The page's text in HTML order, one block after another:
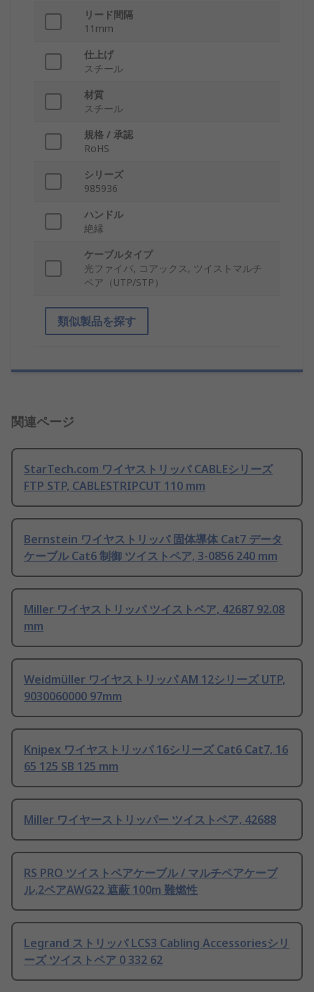
リード間隔
11mm
仕上げ
スチール
材質
スチール
規格 / 承認
RoHS
シリーズ
985936
ハンドル
絶縁
ケーブルタイプ
光ファイバ, コアックス, ツイストマルチ
ペア（UTP/STP）
類似製品を探す
関連ページ
StarTech.com ワイヤストリッパ CABLEシリーズ
FTP STP, CABLESTRIPCUT 110 mm
Bernstein ワイヤストリッパ 固体導体 Cat7 データ
ケーブル Cat6 制御 ツイストペア, 3-0856 240 mm
Miller ワイヤストリッパ ツイストペア, 42687 92.08
mm
Weidmüller ワイヤストリッパ AM 12シリーズ UTP,
9030060000 97mm
Knipex ワイヤストリッパ 16シリーズ Cat6 Cat7, 16
65 125 SB 125 mm
Miller ワイヤーストリッパー ツイストペア, 42688
RS PRO ツイストペアケーブル / マルチペアケーブ
ル,2ペアAWG22 遮蔽 100m 難燃性
Legrand ストリッパ LCS3 Cabling Accessoriesシリ
ーズ ツイストペア 0 332 62